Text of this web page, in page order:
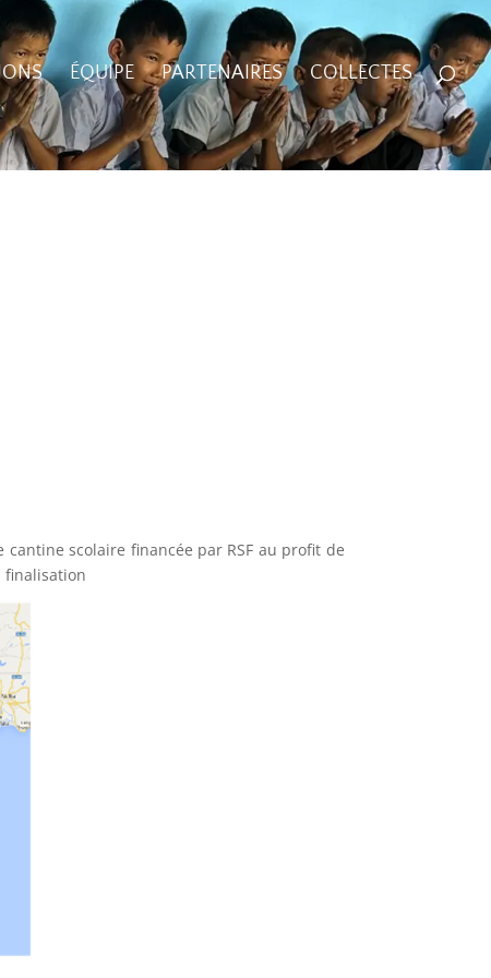
ÉQUIPE PARTENAIRES COLLECTES
scolaire financée par RSF au profit de
finalisation